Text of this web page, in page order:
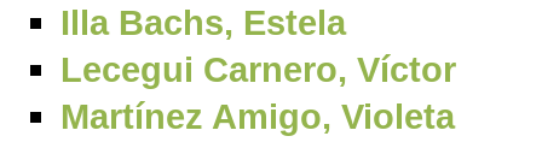
Illa Bachs, Estela
Lecegui Carnero, Víctor
Martínez Amigo, Violeta